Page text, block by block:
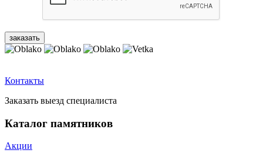
Контакты
Заказать выезд специалиста
Каталог памятников
Акции